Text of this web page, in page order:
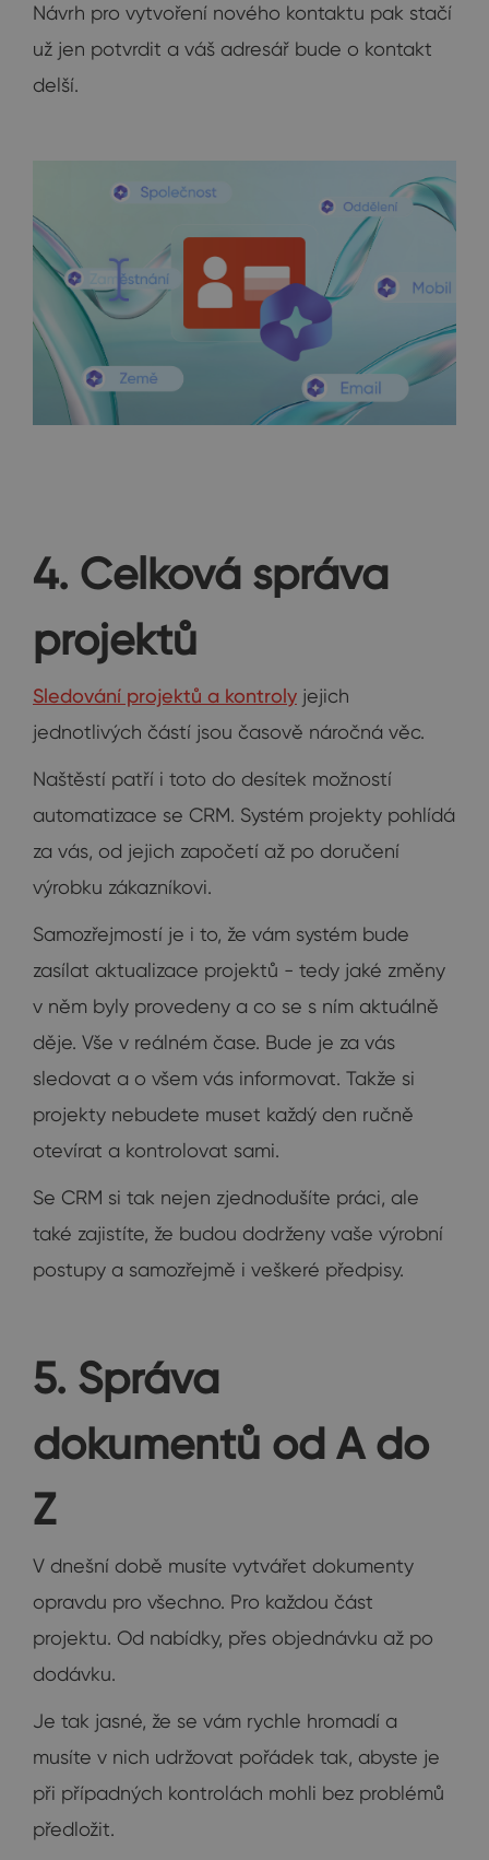
Návrh pro vytvoření nového kontaktu pak stačí
už jen potvrdit a váš adresář bude o kontakt
delší.
4. Celková správa
projektů
Sledování projektů a kontroly jejich
jednotlivých částí jsou časově náročná věc.
Naštěstí patří i toto do desítek možností
automatizace se CRM. Systém projekty pohlídá
za vás, od jejich započetí až po doručení
výrobku zákazníkovi.
Samozřejmostí je i to, že vám systém bude
zasílat aktualizace projektů - tedy jaké změny
v něm byly provedeny a co se s ním aktuálně
děje. Vše v reálném čase. Bude je za vás
sledovat a o všem vás informovat. Takže si
projekty nebudete muset každý den ručně
otevírat a kontrolovat sami.
Se CRM si tak nejen zjednodušíte práci, ale
také zajistíte, že budou dodrženy vaše výrobní
postupy a samozřejmě i veškeré předpisy.
5. Správa
dokumentů od A do
Z
V dnešní době musíte vytvářet dokumenty
opravdu pro všechno. Pro každou část
projektu. Od nabídky, přes objednávku až po
dodávku.
Je tak jasné, že se vám rychle hromadí a
musíte v nich udržovat pořádek tak, abyste je
při případných kontrolách mohli bez problémů
předložit.